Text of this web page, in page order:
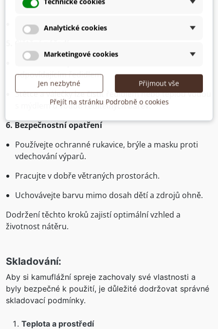
barvy a podmínkách schnutí.
Pro rychlejší schnutí zajistěte dobrou ventilaci.
Po dokončení práce ihned očistěte nářadí
odpovídajícím ředidlem.
Štětce a válečky lze čistit ředidlem nebo teplou vodou
s mýdlem u vodou ředitelných barev.
6. Bezpečnostní opatření
Používejte ochranné rukavice, brýle a masku proti
vdechování výparů.
Pracujte v dobře větraných prostorách.
Uchovávejte barvu mimo dosah dětí a zdrojů ohně.
Dodržení těchto kroků zajistí optimální vzhled a
životnost nátěru.
Skladování:
Aby si kamuflážní spreje zachovaly své vlastnosti a
byly bezpečné k použití, je důležité dodržovat správné
skladovací podmínky.
Teplota a prostředí
Analytické cookies
Marketingové cookies
Jen nezbytné
Přijmout vše
Přejít na stránku Podrobně o cookies